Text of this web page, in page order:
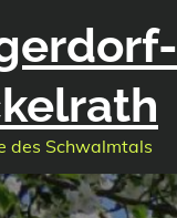
des Schwalmtals